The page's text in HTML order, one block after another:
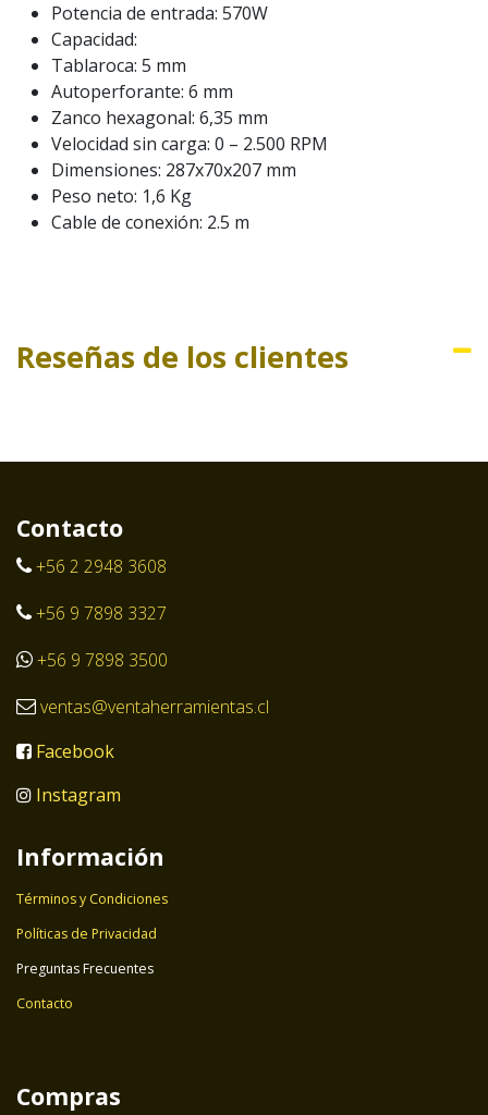
Potencia de entrada: 570W
Capacidad:
Tablaroca: 5 mm
Autoperforante: 6 mm
Zanco hexagonal: 6,35 mm
Velocidad sin carga: 0 – 2.500 RPM
Dimensiones: 287x70x207 mm
Peso neto: 1,6 Kg
Cable de conexión: 2.5 m
Reseñas de los clientes
Contacto
+56 2 2948 3608
+56 9 7898 3327
+56 9 7898 3500
ventas@ventaherramientas.cl
Facebook
Instagram
Información
Términos y Condiciones
Políticas de Privacidad
Preguntas Frecuentes
Contacto
Compras